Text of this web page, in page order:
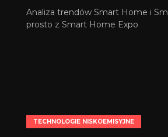
Analiza trendów Smart Home i
prosto z Smart Home Expo
TECHNOLOGIE NISKOEMISYJNE